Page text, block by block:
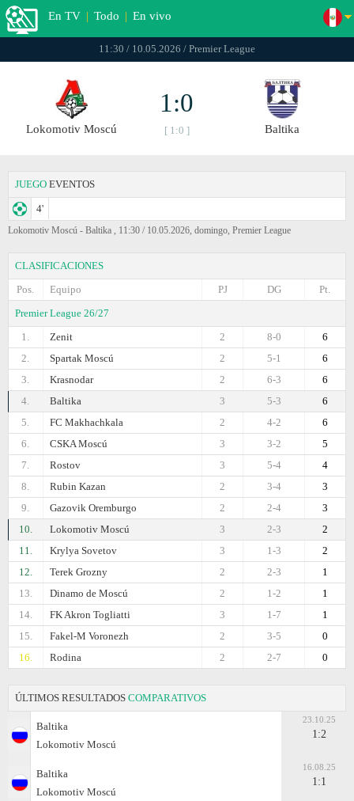
En TV | Todo | En vivo
11:30 / 10.05.2026 / Premier League
Lokomotiv Moscú
1:0
[ 1:0 ] Baltika
JUEGO EVENTOS
4'
Lokomotiv Moscú - Baltika , 11:30 / 10.05.2026, domingo, Premier League
CLASIFICACIONES
Pos.
Equipo Pt.
DG
PJ
Premier League 26/27
1.
Zenit 6
8-0
2
2.
Spartak Moscú 6
5-1
2
3.
Krasnodar 6
6-3
2
4.
Baltika 6
5-3
3
5.
FC Makhachkala 6
4-2
2
6.
CSKA Moscú 5
3-2
3
7.
Rostov 4
5-4
3
8.
Rubin Kazan 3
3-4
2
9.
Gazovik Oremburgo 3
2-4
2
10.
Lokomotiv Moscú 2
2-3
3
11.
Krylya Sovetov 2
1-3
3
12.
Terek Grozny 1
2-3
2
13.
Dinamo de Moscú 1
1-2
2
14.
FK Akron Togliatti 1
1-7
3
15.
Fakel-M Voronezh 0
3-5
2
16.
Rodina 0
2-7
2
ÚLTIMOS RESULTADOS COMPARATIVOS
Baltika
Lokomotiv Moscú
23.10.25
1:2
Baltika
Lokomotiv Moscú
16.08.25
1:1